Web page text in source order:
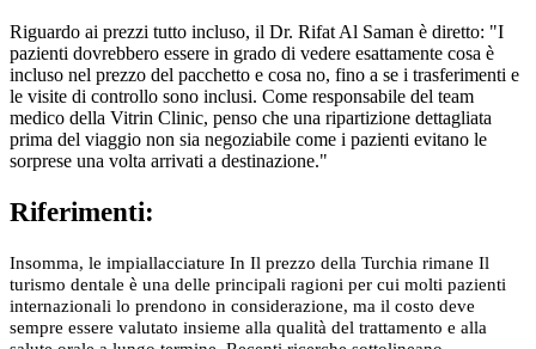
Riguardo ai prezzi tutto incluso, il Dr. Rifat Al Saman è diretto: "I
pazienti dovrebbero essere in grado di vedere esattamente cosa è
incluso nel prezzo del pacchetto e cosa no, fino a se i trasferimenti e
le visite di controllo sono inclusi. Come responsabile del team
medico della Vitrin Clinic, penso che una ripartizione dettagliata
prima del viaggio non sia negoziabile come i pazienti evitano le
sorprese una volta arrivati ​​a destinazione."
Riferimenti:
Insomma, le impiallacciature In Il prezzo della Turchia rimane Il
turismo dentale è una delle principali ragioni per cui molti pazienti
internazionali lo prendono in considerazione, ma il costo deve
sempre essere valutato insieme alla qualità del trattamento e alla